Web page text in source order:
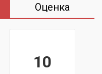
Оценка
10